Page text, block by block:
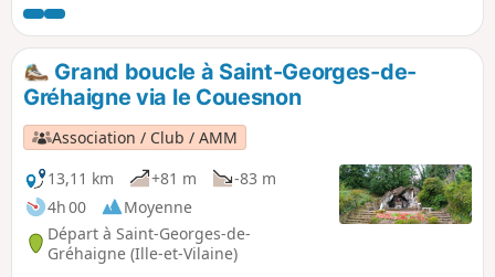
plus intéressante, passe le long de la falaise avant de
grimper au sommet pour une vue étendue sur la mer et le
littoral. Dans les deux cas, un sentier très pentu sera
emprunté.
Grand boucle à Saint-Georges-de-
Gréhaigne via le Couesnon
Association / Club / AMM
13,11 km
+81 m
-83 m
4h 00
Moyenne
Départ à Saint-Georges-de-
Gréhaigne (Ille-et-Vilaine)